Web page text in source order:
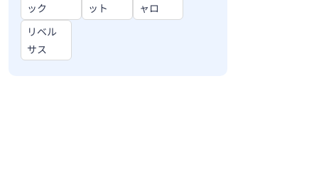
ック
ット
ャロ
リベル
サス